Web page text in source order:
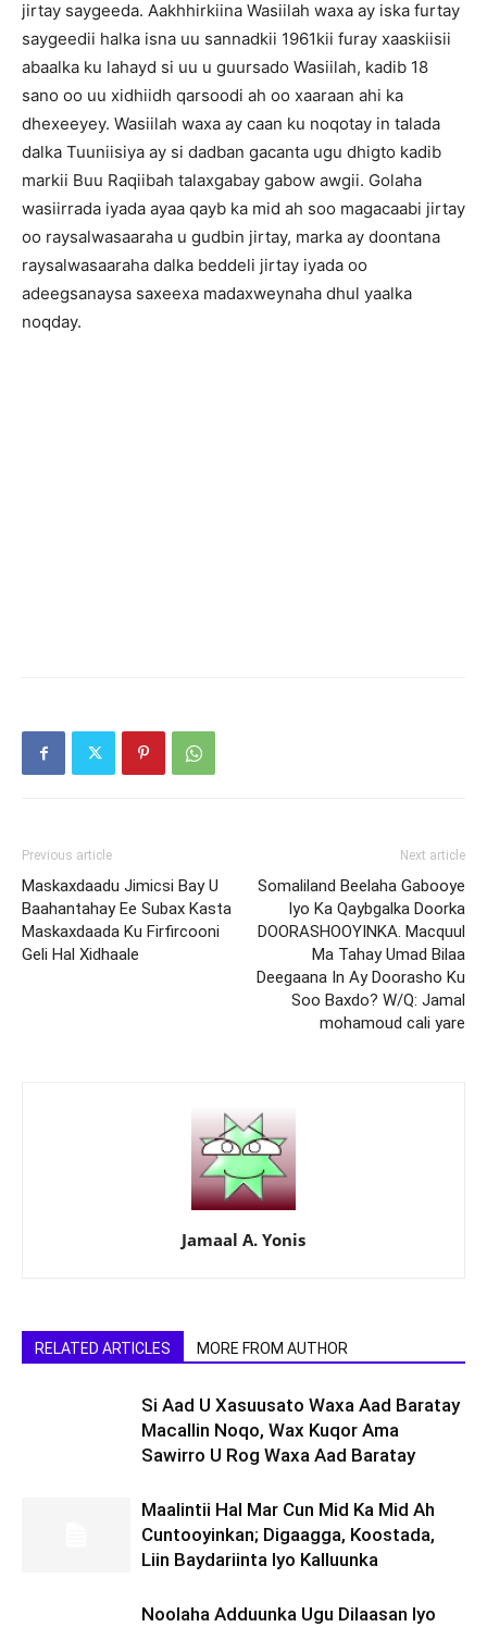
jirtay saygeeda. Aakhhirkiina Wasiilah waxa ay iska furtay
saygeedii halka isna uu sannadkii 1961kii furay xaaskiisii
abaalka ku lahayd si uu u guursado Wasiilah, kadib 18
sano oo uu xidhiidh qarsoodi ah oo xaaraan ahi ka
dhexeeyey. Wasiilah waxa ay caan ku noqotay in talada
dalka Tuuniisiya ay si dadban gacanta ugu dhigto kadib
markii Buu Raqiibah talaxgabay gabow awgii. Golaha
wasiirrada iyada ayaa qayb ka mid ah soo magacaabi jirtay
oo raysalwasaaraha u gudbin jirtay, marka ay doontana
raysalwasaaraha dalka beddeli jirtay iyada oo
adeegsanaysa saxeexa madaxweynaha dhul yaalka
noqday.
Previous article
Maskaxdaadu Jimicsi Bay U
Baahantahay Ee Subax Kasta
Maskaxdaada Ku Firfircooni
Geli Hal Xidhaale
Next article
Somaliland Beelaha Gabooye
Iyo Ka Qaybgalka Doorka
DOORASHOOYINKA. Macquul
Ma Tahay Umad Bilaa
Deegaana In Ay Doorasho Ku
Soo Baxdo? W/Q: Jamal
mohamoud cali yare
Jamaal A. Yonis
RELATED ARTICLES MORE FROM AUTHOR
Si Aad U Xasuusato Waxa Aad Baratay
Macallin Noqo, Wax Kuqor Ama
Sawirro U Rog Waxa Aad Baratay
Maalintii Hal Mar Cun Mid Ka Mid Ah
Cuntooyinkan; Digaagga, Koostada,
Liin Baydariinta Iyo Kalluunka
Noolaha Adduunka Ugu Dilaasan Iyo